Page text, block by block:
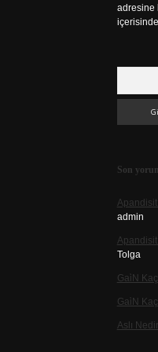
adresine
içerisinde
Son
Apandisit
admin
Apandisit
Tolga
Gai̇N
Gai̇N
Aslı